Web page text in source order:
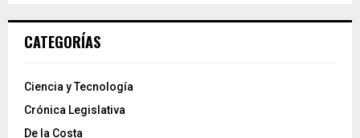
CATEGORÍAS
Ciencia y Tecnología
Crónica Legislativa
De la Costa